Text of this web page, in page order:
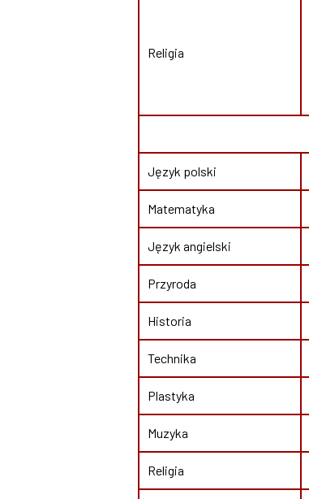
Religia
Język polski
Matematyka
Język angielski
Przyroda
Historia
Technika
Plastyka
Muzyka
Religia